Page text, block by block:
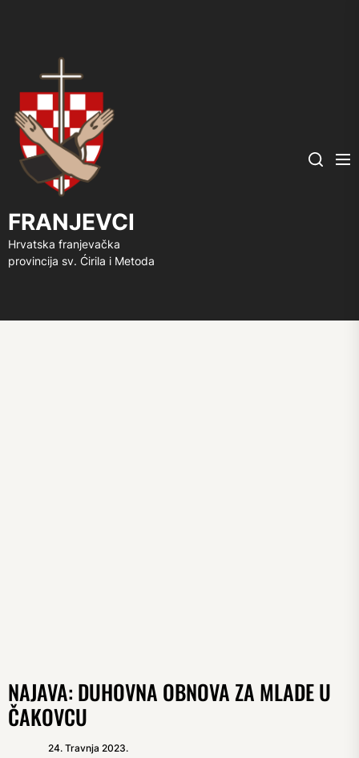
FRANJEVCI
Hrvatska franjevačka
provincija sv. Ćirila i Metoda
Search
NAJAVA: DUHOVNA OBNOVA ZA MLADE U
ČAKOVCU
24. Travnja 2023.